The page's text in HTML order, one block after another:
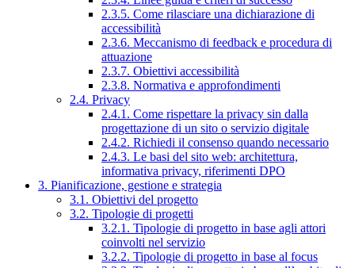
2.3.5. Come rilasciare una dichiarazione di
accessibilità
2.3.6. Meccanismo di feedback e procedura di
attuazione
2.3.7. Obiettivi accessibilità
2.3.8. Normativa e approfondimenti
2.4. Privacy
2.4.1. Come rispettare la privacy sin dalla
progettazione di un sito o servizio digitale
2.4.2. Richiedi il consenso quando necessario
2.4.3. Le basi del sito web: architettura,
informativa privacy, riferimenti DPO
3. Pianificazione, gestione e strategia
3.1. Obiettivi del progetto
3.2. Tipologie di progetti
3.2.1. Tipologie di progetto in base agli attori
coinvolti nel servizio
3.2.2. Tipologie di progetto in base al focus